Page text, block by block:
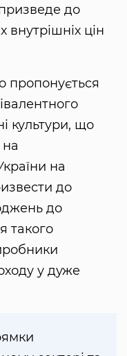
призведе до
внутрішніх цін
пропонується
культури, що
на
до
до
такого
у дуже